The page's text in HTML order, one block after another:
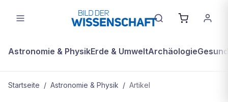
Astronomie & PhysikErde & UmweltArchäologie
Startseite / Astronomie & Physik / Artikel